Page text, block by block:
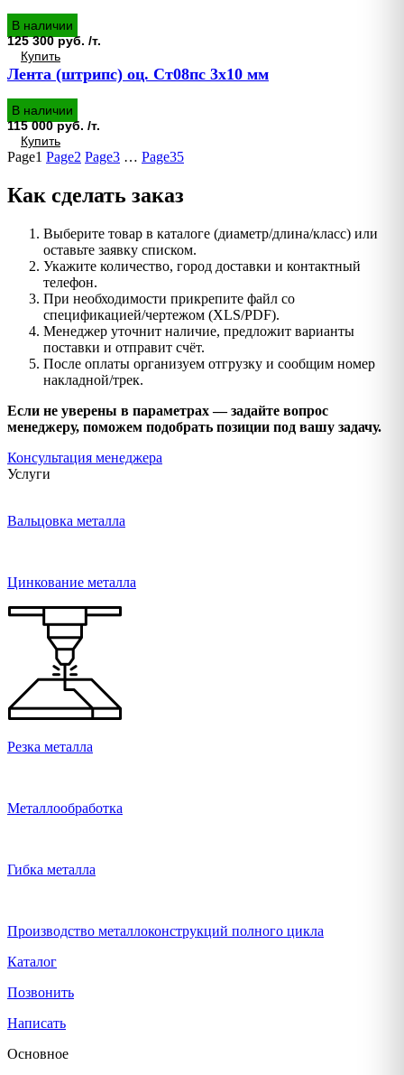
В наличии
125 300 руб. /т.
Купить
Лента (штрипс) оц. Ст08пс 3х10 мм
В наличии
115 000 руб. /т.
Купить
Page1 Page2 Page3 … Page35
Как сделать заказ
Выберите товар в каталоге (диаметр/длина/класс) или
оставьте заявку списком.
Укажите количество, город доставки и контактный
телефон.
При необходимости прикрепите файл со
спецификацией/чертежом (XLS/PDF).
Менеджер уточнит наличие, предложит варианты
поставки и отправит счёт.
После оплаты организуем отгрузку и сообщим номер
накладной/трек.
Если не уверены в параметрах — задайте вопрос
менеджеру, поможем подобрать позиции под вашу задачу.
Консультация менеджера
Услуги
Вальцовка металла
Цинкование металла
Резка металла
Металлообработка
Гибка металла
Производство металлоконструкций полного цикла
Каталог
Позвонить
Написать
Основное